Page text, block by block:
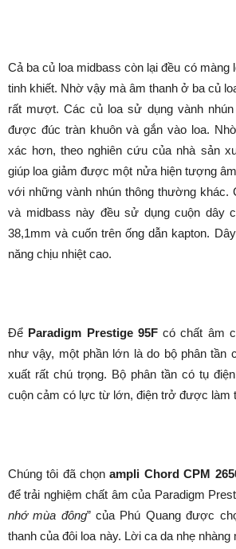
Cả ba củ loa midbass còn lại đều có
tinh khiết. Nhờ vậy mà âm thanh ở ba củ
rất mượt. Các củ loa sử dụng vành nhún
được đúc tràn khuôn và gắn vào loa.
xác hơn, theo nghiên cứu của nhà sản
giúp loa giảm được một nửa hiện tượng
với những vành nhún thông thường khác.
và midbass này đều sử dụng cuộn dây
38,1mm và cuốn trên ống dẫn kapton.
năng chịu nhiệt cao.
Để Paradigm Prestige 95Fcó chất âm
như vậy, một phần lớn là do bộ phân tần
xuất rất chú trọng. Bộ phân tần có tụ
cuộn cảm có lực từ lớn, điện trở được làm
Chúng tôi đã chọnampli Chord CPM
để trải nghiệm chất âm của Paradigm
nhớ mùa đông” của Phú Quang được
thanh của đôi loa này. Lời ca da nhẹ